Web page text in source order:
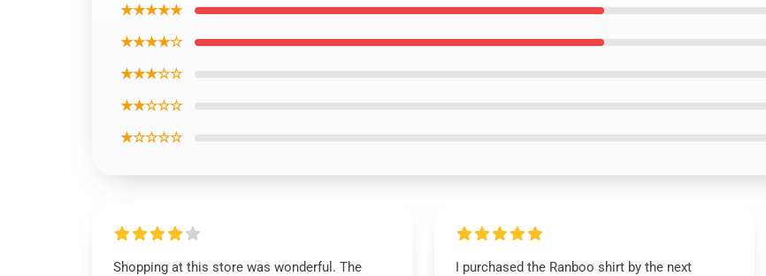
★★★★★
★★★★☆
★★★☆☆
★★☆☆☆
★☆☆☆☆
Shopping at this store was wonderful. The
I purchased the Ranboo shirt by the next